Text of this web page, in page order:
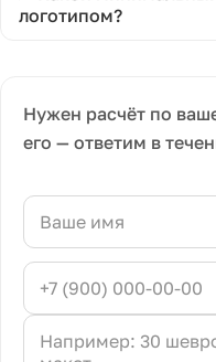
логотипом?
Нужен расчёт по
его — ответим в